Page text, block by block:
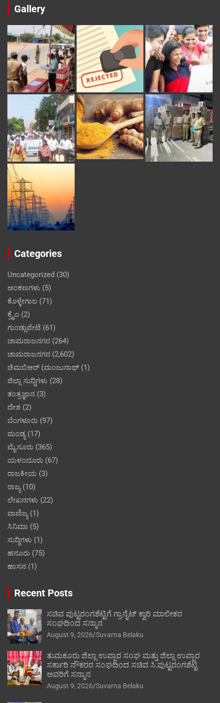
Gallery
Categories
Uncategorized (30)
ಅಂಕಣಗಳು (5)
ಕೊಳ್ಳೇಗಾಲ (71)
ಕ್ರೈಂ (2)
ಗುಂಡ್ಲುಪೇಟೆ (61)
ಚಾಮರಾಜನಗರ (264)
ಚಾಮರಾಜನಗರ (2,602)
ಚಿಮಬಿಆರ್ (ಮಂಜುನಾಥ್ (1)
ಜಿಲ್ಲಾ ಸುದ್ದಿಗಳು (28)
ತಂತ್ರಜ್ಞಾನ (3)
ದೇಶ (2)
ಬೆಂಗಳೂರು (97)
ಮಂಡ್ಯ(17)
ಮೈಸೂರು (365)
ಯಳಂದೂರು (67)
ರಾಜಕೀಯ (3)
ರಾಜ್ಯ(10)
ಲೇಖನಗಳು (22)
ವಾಣಿಜ್ಯ(1)
ಸಿನಿಮಾ (5)
ಸುದ್ದಿಗಳು (1)
ಹನೂರು (75)
ಹಾಸನ (1)
Recent Posts
ಸಚಿವ ಪುಟ್ಟರಂಗಶೆಟ್ಟಿಗೆ ಗ್ರಾನೈಟ್ ಕ್ವಾರಿ ಮಾಲೀಕರ
ಸಂಘದಿಂದ ಸನ್ಮಾನ
August 9, 2026 Suvarna Belaku
ತುಮಕೂರು ಜಿಲ್ಲಾ ಉಪ್ಪಾರ ಸಂಘ ಮತ್ತು ಜಿಲ್ಲಾ ಉಪ್ಪಾರ
ಸರ್ಕಾರಿ ನೌಕರರ ಸಂಘದಿಂದ ಸಚಿವ ಸಿ.ಪುಟ್ಟರಂಗಶೆಟ್ಟಿ
ಅವರಿಗೆ ಸನ್ಮಾನ
August 9, 2026 Suvarna Belaku